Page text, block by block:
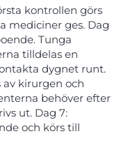
kontrollen görs
mediciner ges. Dag
Tunga
tilldelas en
dygnet runt.
av kirurgen och
behöver efter
ut. Dag 7:
och körs till